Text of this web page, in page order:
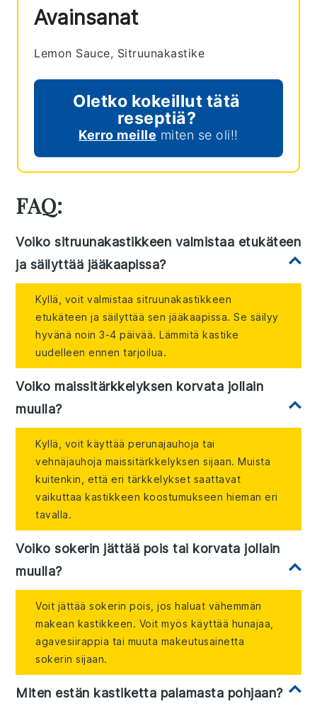
Avainsanat
Lemon Sauce, Sitruunakastike
Oletko kokeillut tätä
reseptiä?
Kerro meille miten se oli!!
FAQ:
Voiko sitruunakastikkeen valmistaa etukäteen
ja säilyttää jääkaapissa?
Kyllä, voit valmistaa sitruunakastikkeen
etukäteen ja säilyttää sen jääkaapissa. Se säilyy
hyvänä noin 3-4 päivää. Lämmitä kastike
uudelleen ennen tarjoilua.
Voiko maissitärkkelyksen korvata jollain
muulla?
Kyllä, voit käyttää perunajauhoja tai
vehnäjauhoja maissitärkkelyksen sijaan. Muista
kuitenkin, että eri tärkkelykset saattavat
vaikuttaa kastikkeen koostumukseen hieman eri
tavalla.
Voiko sokerin jättää pois tai korvata jollain
muulla?
Voit jättää sokerin pois, jos haluat vähemmän
makean kastikkeen. Voit myös käyttää hunajaa,
agavesiirappia tai muuta makeutusainetta
sokerin sijaan.
Miten estän kastiketta palamasta pohjaan?